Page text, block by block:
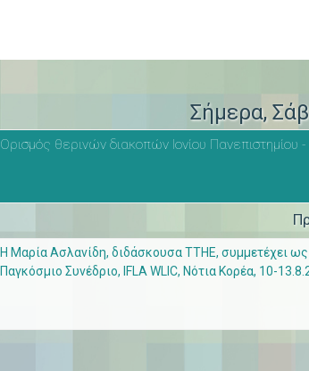
Σήμερα,
Ορισμός θερινών διακοπών Ιονίου Πανεπιστημίου
Η Μαρία Ασλανίδη, διδάσκουσα ΤΤΗΕ, συμμετέχει
Παγκόσμιο Συνέδριο, IFLA WLIC, Νότια Κορέα, 10-